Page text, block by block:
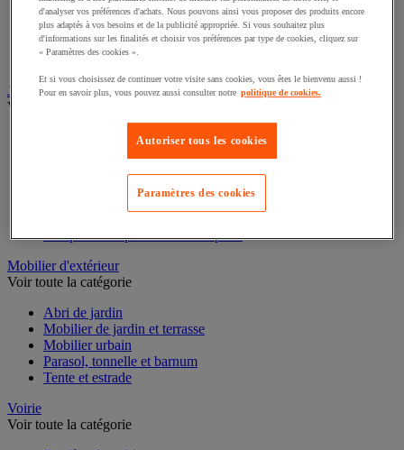
Drapeau officiel
Drapeau publicitaire
Manche à air
Mât
Jardin
Voir toute la catégorie
Outillage à main de jardin
Outillage motorisé de jardin
Mobilier d'extérieur
Abri de jardin
Mobilier de jardin et terrasse
Mobilier urbain
Parasol, tonnelle et barnum
Voirie
d'analyser vos préférences d'achats. Nous pouvons ainsi vous proposer des produits encore
plus adaptés à vos besoins et de la publicité appropriée. Si vous souhaitez plus
d'informations sur les finalités et choisir vos préférences par type de cookies, cliquez sur
« Paramètres des cookies ».
Et si vous choisissez de continuer votre visite sans cookies, vous êtes le bienvenu aussi !
Pour en savoir plus, vous pouvez aussi consulter notre politique de cookies.
Autoriser tous les cookies
Paramètres des cookies